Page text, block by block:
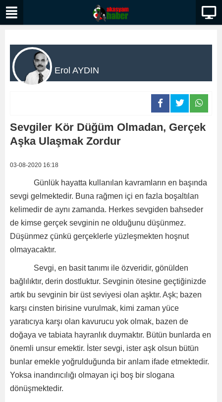
Erol AYDIN
Sevgiler Kör Düğüm Olmadan, Gerçek
Aşka Ulaşmak Zordur
03-08-2020 16:18
Günlük hayatta kullanılan kavramların en başında
sevgi gelmektedir. Buna rağmen içi en fazla boşaltılan
kelimedir de aynı zamanda. Herkes sevgiden bahseder
de kimse gerçek sevginin ne olduğunu düşünmez.
Düşünmez çünkü gerçeklerle yüzleşmekten hoşnut
olmayacaktır.
Sevgi, en basit tanımı ile özveridir, gönülden
bağlılıktır, derin dostluktur. Sevginin ötesine geçtiğinizde
artık bu sevginin bir üst seviyesi olan aşktır. Aşk; bazen
karşı cinsten birisine vurulmak, kimi zaman yüce
yaratıcıya karşı olan kavurucu yok olmak, bazen de
doğaya ve tabiata hayranlık duymaktır. Bütün bunlarda en
önemli unsur emektir. İster sevgi, ister aşk olsun bütün
bunlar emekle yoğrulduğunda bir anlam ifade etmektedir.
Yoksa inandırıcılığı olmayan içi boş bir slogana
dönüşmektedir.